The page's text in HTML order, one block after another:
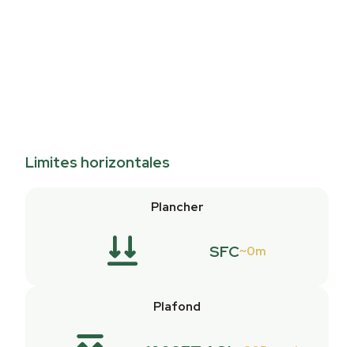
Limites horizontales
Plancher
SFC 0m
Plafond